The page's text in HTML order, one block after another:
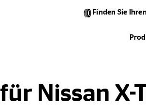
Finden Sie
Nissan X-